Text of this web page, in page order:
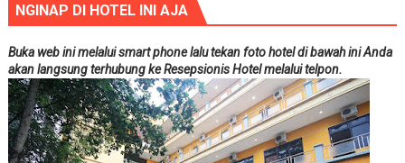
NGINAP DI HOTEL INI AJA
Buka web ini melalui smart phone lalu tekan foto hotel di bawah ini Anda
akan langsung terhubung ke Resepsionis Hotel melalui telpon.